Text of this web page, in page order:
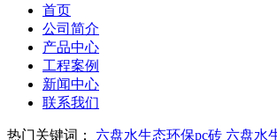
首页
公司简介
产品中心
工程案例
新闻中心
联系我们
热门关键词： 六盘水生态环保pc砖 六盘水